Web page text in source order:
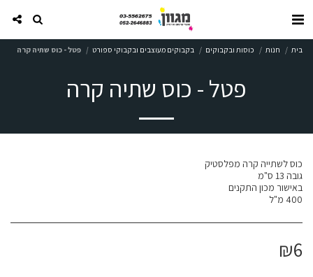
בית חנות כוסות ובקבוקים בקבוקים מעוצבים ובקבוקי ספורט פטל - כוס שתיה קרה
פטל - כוס שתיה קרה
400 מ"ל
₪6